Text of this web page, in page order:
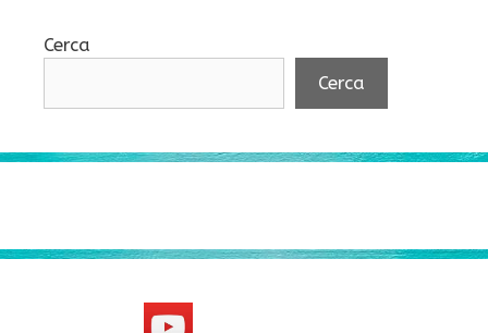
Cerca
Cerca